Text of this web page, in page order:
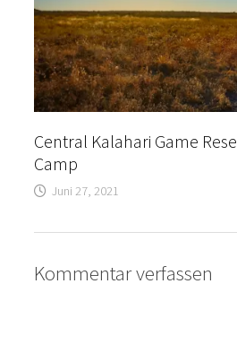
Central Kalahari Game
Camp
Juni 27, 2021
Kommentar verfassen